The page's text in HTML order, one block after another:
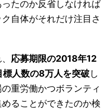
たのか反省しなければ
自体がそれだけ注目さ
応募期限の2018年12
標人数の8万人を突破し
重労働かつボランティ
ることができたのか検